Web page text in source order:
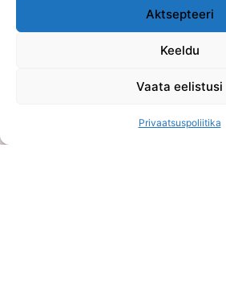
Aktsepteeri
Keeldu
Vaata eelistusi
Privaatsuspoliitika